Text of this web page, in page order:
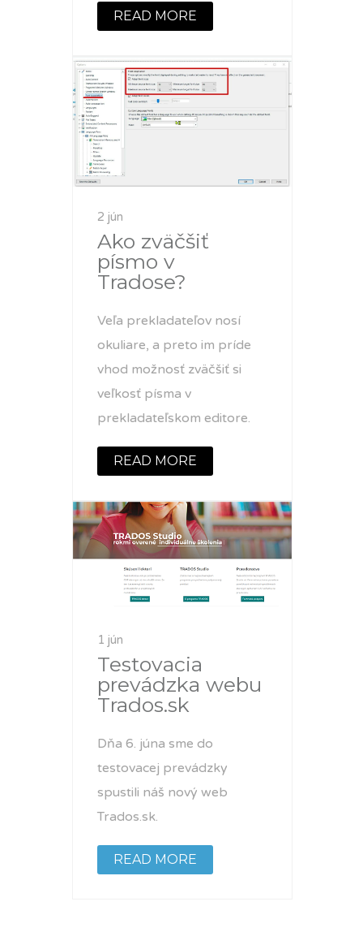
READ MORE
2 jún
Ako zväčšiť
písmo v
Tradose?
Veľa prekladateľov nosí
okuliare, a preto im príde
vhod možnosť zväčšiť si
veľkosť písma v
prekladateľskom editore.
READ MORE
1 jún
Testovacia
prevádzka webu
Trados.sk
Dňa 6. júna sme do
testovacej prevádzky
spustili náš nový web
Trados.sk.
READ MORE